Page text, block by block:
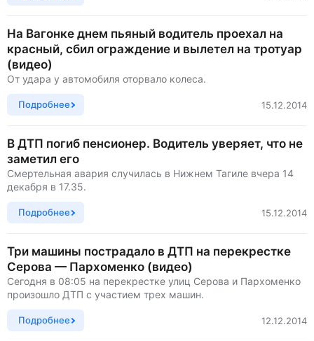
На Вагонке днем пьяный водитель проехал на
красный, сбил ограждение и вылетел на тротуар
(видео)
От удара у автомобиля оторвало колеса.
Подробнее 15.12.2014
В ДТП погиб пенсионер. Водитель уверяет, что не
заметил его
Смертельная авария случилась в Нижнем Тагиле вчера 14
декабря в 17.35.
Подробнее 15.12.2014
Три машины пострадало в ДТП на перекрестке
Серова — Пархоменко (видео)
Сегодня в 08:05 на перекрестке улиц Серова и Пархоменко
произошло ДТП с участием трех машин.
Подробнее 12.12.2014